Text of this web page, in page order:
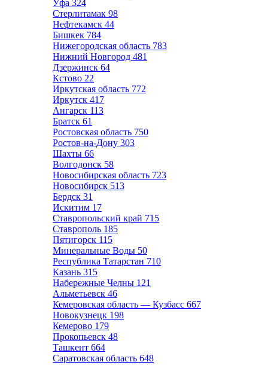
Уфа 324
Стерлитамак 98
Нефтекамск 44
Бишкек 784
Нижегородская область 783
Нижний Новгород 481
Дзержинск 64
Кстово 22
Иркутская область 772
Иркутск 417
Ангарск 113
Братск 61
Ростовская область 750
Ростов-на-Дону 303
Шахты 66
Волгодонск 58
Новосибирская область 723
Новосибирск 513
Бердск 31
Искитим 17
Ставропольский край 715
Ставрополь 185
Пятигорск 115
Минеральные Воды 50
Республика Татарстан 710
Казань 315
Набережные Челны 121
Альметьевск 46
Кемеровская область — Кузбасс 667
Новокузнецк 198
Кемерово 179
Прокопьевск 48
Ташкент 664
Саратовская область 648